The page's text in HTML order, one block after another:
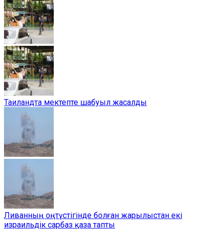
Таиландта мектепте шабуыл жасалды
Ливанның оңтүстігінде болған жарылыстан екі
израильдік сарбаз қаза тапты